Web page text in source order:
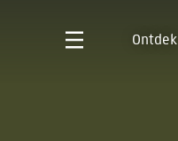
Ontdek